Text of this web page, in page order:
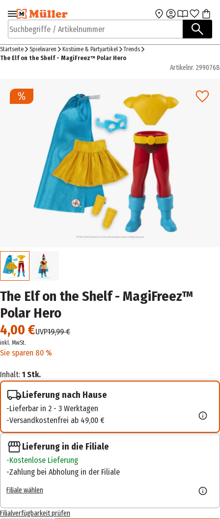
Zur Navigation
springen
Zum Hauptinhalt
Suchbegriffe / Artikelnummer
Startseite Spielwaren Kostüme & Partyartikel
Trends
The Elf on the Shelf - MagiFreez™ Polar Hero
Artikelnr. 2990768
The Elf on the Shelf - MagiFreez™
Polar Hero
4,00 €UVP19,99 €
inkl. MwSt.
Sie sparen 80 %
Inhalt: 1 Stk.
Lieferung nach Hause
Lieferbar in 2 - 3 Werktagen
Versandkostenfrei ab 49,00 €
Lieferung in die Filiale
Kostenlose Lieferung
Zahlung bei Abholung in der Filiale
Filiale wählen
Filialverfügbarkeit prüfen